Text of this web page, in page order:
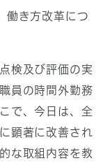
働き方改革につ
検及び評価の実
員の時間外勤務
で、今日は、全
顕著に改善され
な取組内容を教